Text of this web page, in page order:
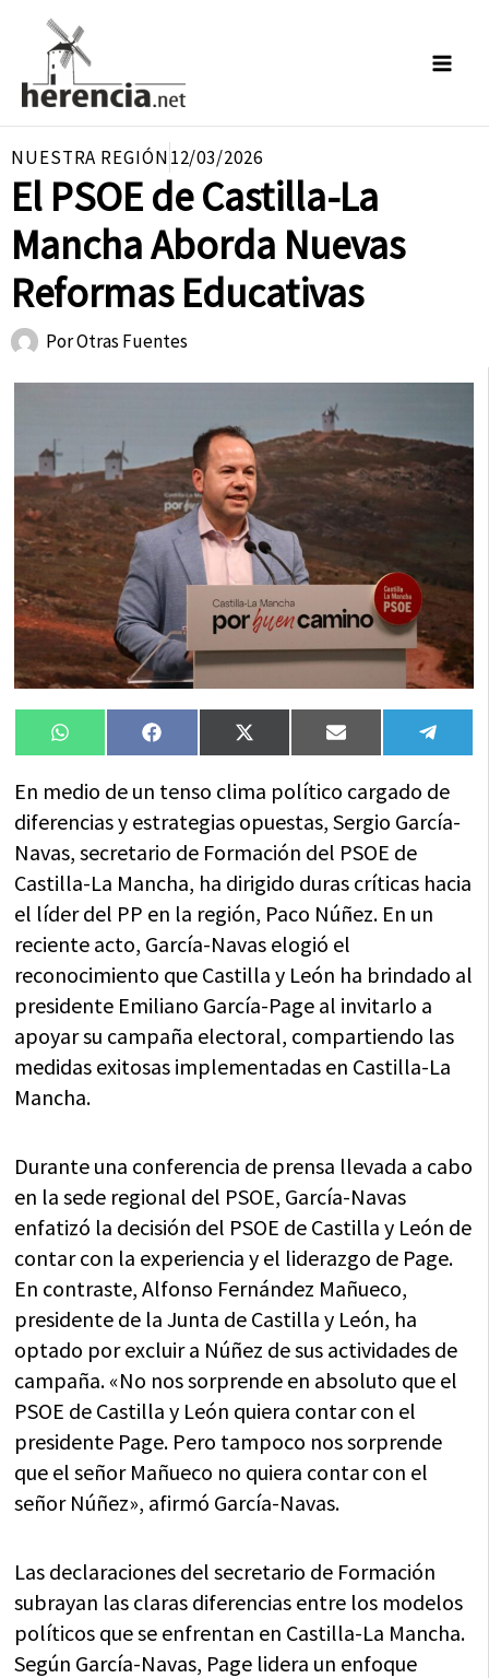
contenido
NUESTRA REGIÓN12/03/2026
El PSOE de Castilla-La
Mancha Aborda Nuevas
Reformas Educativas
PorOtras Fuentes
Compartir
en
WhatsAppCompartir
en
FacebookCompartir
en
X
(Twitter)
Compartir
en
Email
en
En medio de un tenso clima político cargado de
diferencias y estrategias opuestas, Sergio García-
Navas, secretario de Formación del PSOE de
Castilla-La Mancha, ha dirigido duras críticas hacia
el líder del PP en la región, Paco Núñez. En un
reciente acto, García-Navas elogió el
reconocimiento que Castilla y León ha brindado al
presidente Emiliano García-Page al invitarlo a
apoyar su campaña electoral, compartiendo las
medidas exitosas implementadas en Castilla-La
Mancha.
Durante una conferencia de prensa llevada a cabo
en la sede regional del PSOE, García-Navas
enfatizó la decisión del PSOE de Castilla y León de
contar con la experiencia y el liderazgo de Page.
En contraste, Alfonso Fernández Mañueco,
presidente de la Junta de Castilla y León, ha
optado por excluir a Núñez de sus actividades de
campaña. «No nos sorprende en absoluto que el
PSOE de Castilla y León quiera contar con el
presidente Page. Pero tampoco nos sorprende
que el señor Mañueco no quiera contar con el
señor Núñez», afirmó García-Navas.
Las declaraciones del secretario de Formación
subrayan las claras diferencias entre los modelos
políticos que se enfrentan en Castilla-La Mancha.
Según García-Navas, Page lidera un enfoque